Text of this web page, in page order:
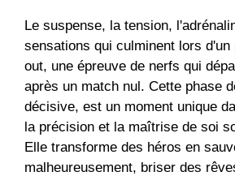
Le suspense, la tension,
sensations qui culminent lors d'un
out, une épreuve de nerfs qui
après un match nul. Cette phase
décisive, est un moment unique
la précision et la maîtrise de soi
Elle transforme des héros en
malheureusement, briser des